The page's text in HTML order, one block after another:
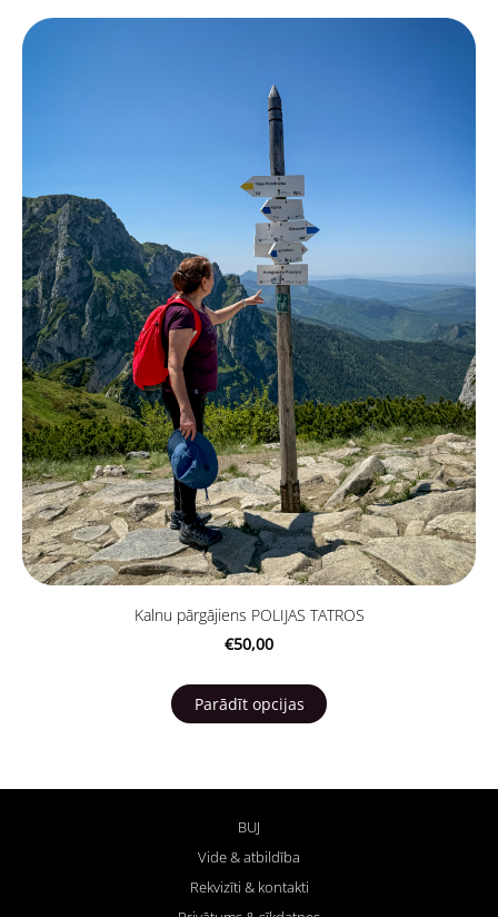
Kalnu pārgājiens POLIJAS TATROS
€50,00
Parādīt opcijas
BUJ
Vide & atbildība
Rekvizīti & kontakti